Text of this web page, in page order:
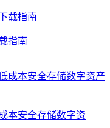
指南
本安全存储数字资